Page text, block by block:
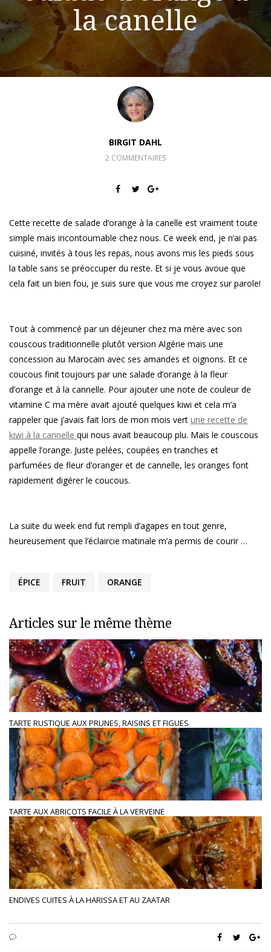
la canelle
BIRGIT DAHL
2 COMMENTAIRES
Cette recette de salade d’orange à la canelle est vraiment toute
simple mais incontournable chez nous. Ce week end, je n’ai pas
cuisiné, invités à tous les repas, nous avons mis les pieds sous
la table sans se préoccuper du reste. Et si je vous avoue que
cela fait un bien fou, je suis sure que vous me croyez sur parole!
Tout à commencé par un déjeuner chez ma mère avec son
couscous traditionnelle plutôt version Algérie mais une
concession au Marocain avec ses amandes et oignons. Et ce
coucous finit toujours par une salade d’orange à la fleur
d’orange et à la cannelle. Pour ajouter une note de couleur de
vitamine C ma mère avait ajouté quelques kiwi et cela m’a
rappeler que j’avais fait lors de mon mois vert une recette de
kiwi à la cannelle qui nous avait beaucoup plu. Mais le couscous
appelle l’orange. Juste pelées, coupées en tranches et
parfumées de fleur d’oranger et de cannelle, les oranges font
rapidement digérer le coucous.
La suite du week end fut rempli d’agapes en tout genre,
heureusement que l’éclaircie matinale m’a permis de courir …
ÉPICE FRUIT ORANGE
Articles sur le même thème
TARTE RUSTIQUE AUX PRUNES, RAISINS ET FIGUES
TARTE AUX ABRICOTS FACILE À LA VERVEINE
ENDIVES CUITES À LA HARISSA ET AU ZAATAR